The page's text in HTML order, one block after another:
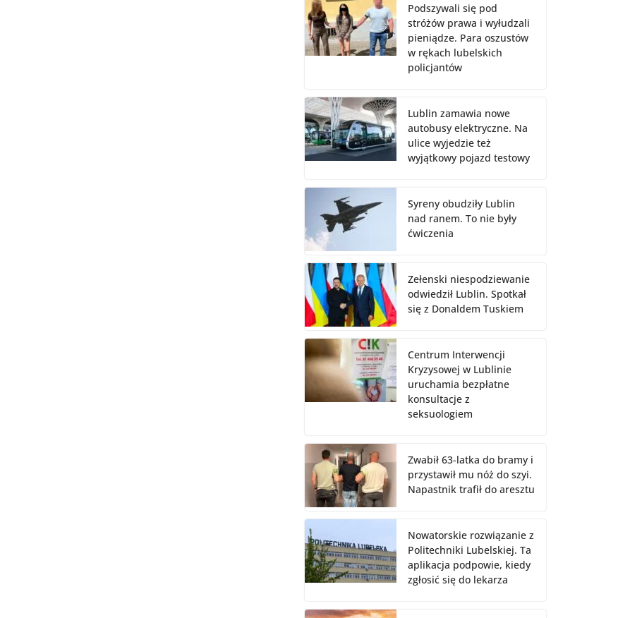
Podszywali się pod
stróżów prawa i wyłudzali
pieniądze. Para oszustów
w rękach lubelskich
policjantów
Lublin zamawia nowe
autobusy elektryczne. Na
ulice wyjedzie też
wyjątkowy pojazd testowy
Syreny obudziły Lublin
nad ranem. To nie były
ćwiczenia
Zełenski niespodziewanie
odwiedził Lublin. Spotkał
się z Donaldem Tuskiem
Centrum Interwencji
Kryzysowej w Lublinie
uruchamia bezpłatne
konsultacje z
seksuologiem
Zwabił 63-latka do bramy i
przystawił mu nóż do szyi.
Napastnik trafił do aresztu
Nowatorskie rozwiązanie z
Politechniki Lubelskiej. Ta
aplikacja podpowie, kiedy
zgłosić się do lekarza